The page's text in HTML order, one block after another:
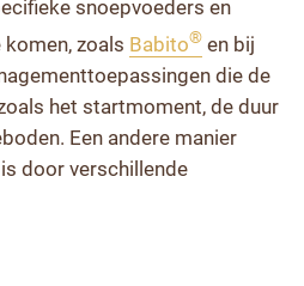
snoepvoeders en
zoals Babito® en bij
die de
het startmoment, de duur
Een andere manier
door verschillende